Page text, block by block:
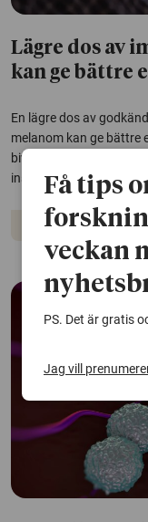
Lägre dos av
kan ge bättre
En lägre dos av
melanom kan ge bättre
biverkningarna
institutet.
Immunterapi
Få tips
veckan
PS. Det är gratis
Jag vill